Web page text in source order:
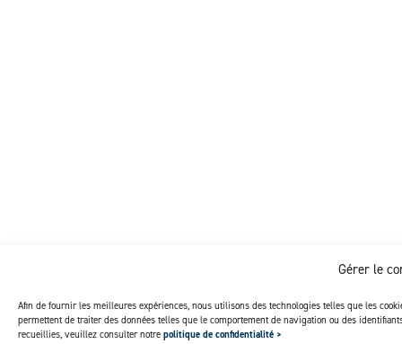
Gérer le
Afin de fournir les meilleures expériences, nous utilisons des technologies telles que les
permettent de traiter des données telles que le comportement de navigation ou des
recueillies, veuillez consulter notre politique de confidentialité >